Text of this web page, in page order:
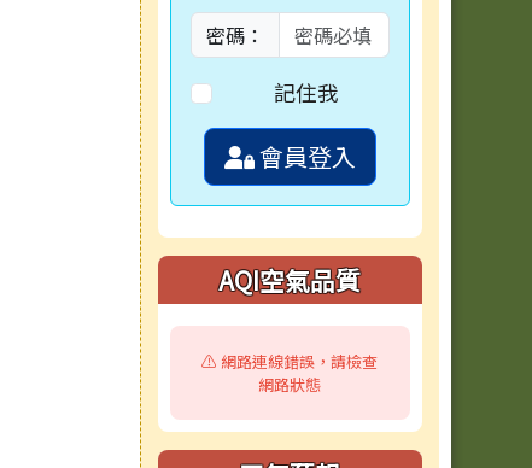
密碼：
記住我
會員登入
AQI空氣品質
⚠️ 網路連線錯誤，請檢查
網路狀態